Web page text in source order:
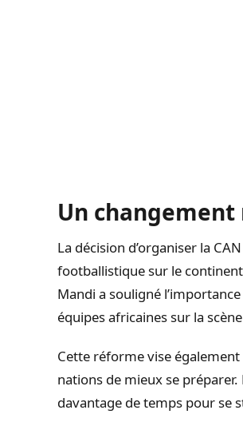
Un
La décision d’organiser la
footballistique sur le
Mandi a souligné
équipes africaines sur la
Cette réforme vise
nations de mieux se
davantage de temps pour se